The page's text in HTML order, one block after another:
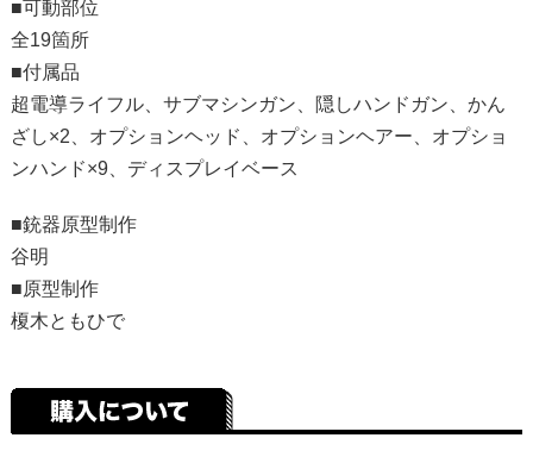
■可動部位
全19箇所
■付属品
超電導ライフル、サブマシンガン、隠しハンドガン、かん
ざし×2、オプションヘッド、オプションヘアー、オプショ
ンハンド×9、ディスプレイベース
■銃器原型制作
谷明
■原型制作
榎木ともひで